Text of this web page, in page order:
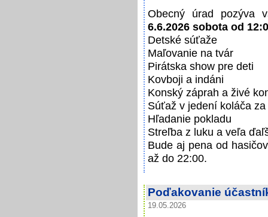
Obecný úrad pozýva
6.6.2026 sobota od
Detské súťaže
Maľovanie na tvár
Pirátska show pre deti
Kovboji a indáni
Konský záprah a živé
Súťaž v jedení koláča
Hľadanie pokladu
Streľba z luku a veľa
Bude aj pena od
až do 22:00.
Poďakovanie
19.05.2026